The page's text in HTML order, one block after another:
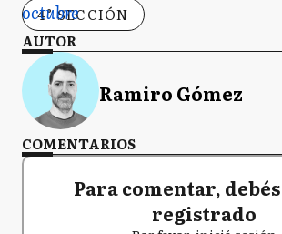
4° SECCIÓN
AUTOR
Ramiro Gómez
COMENTARIOS
Para comentar,
registrado